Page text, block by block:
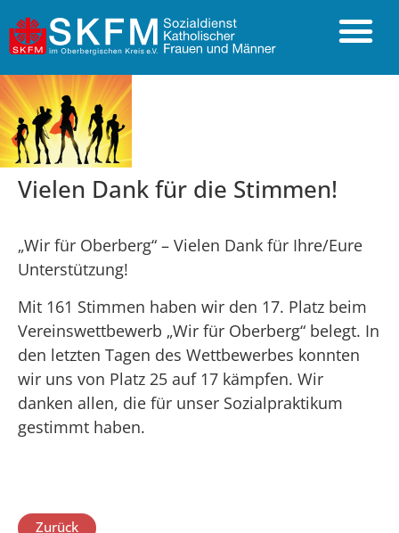
Vielen Dank für die Stimmen!
„Wir für Oberberg“ – Vielen Dank für Ihre/Eure
Unterstützung!
Mit 161 Stimmen haben wir den 17. Platz beim
Vereinswettbewerb „Wir für Oberberg“ belegt. In
den letzten Tagen des Wettbewerbes konnten
wir uns von Platz 25 auf 17 kämpfen. Wir
danken allen, die für unser Sozialpraktikum
gestimmt haben.